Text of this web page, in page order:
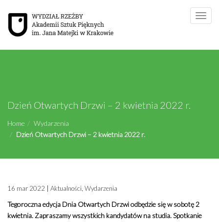
Toggle
Dzień Otwartych Drzwi – 2 kwietnia 2022 r.
Home
Wydarzenia
Dzień Otwartych Drzwi – 2 kwietnia 2022 r.
16 mar 2022 Aktualności Wydarzenia
Tegoroczna edycja Dnia Otwartych Drzwi odbędzie się w sobotę 2
kwietnia. Zapraszamy wszystkich kandydatów na studia. Spotkanie